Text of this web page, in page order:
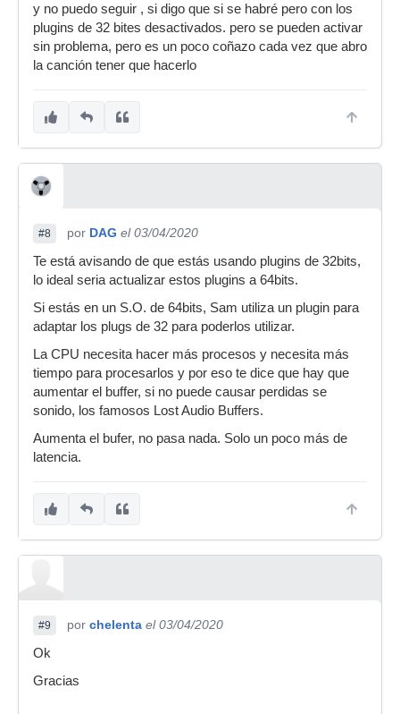
y no puedo seguir , si digo que si se habré pero con los
plugins de 32 bites desactivados. pero se pueden activar
sin problema, pero es un poco coñazo cada vez que abro
la canción tener que hacerlo
#8 por DAG el 03/04/2020
Te está avisando de que estás usando plugins de 32bits,
lo ideal seria actualizar estos plugins a 64bits.
Si estás en un S.O. de 64bits, Sam utiliza un plugin para
adaptar los plugs de 32 para poderlos utilizar.
La CPU necesita hacer más procesos y necesita más
tiempo para procesarlos y por eso te dice que hay que
aumentar el buffer, si no puede causar perdidas se
sonido, los famosos Lost Audio Buffers.
Aumenta el bufer, no pasa nada. Solo un poco más de
latencia.
#9 por chelenta el 03/04/2020
Ok
Gracias